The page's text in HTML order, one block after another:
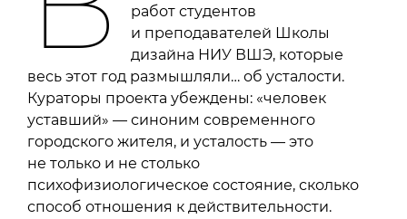
работ студентов
и преподавателей Школы
дизайна НИУ ВШЭ, которые
весь этот год размышляли… об усталости.
Кураторы проекта убеждены: «человек
уставший» — синоним современного
городского жителя, и усталость — это
не только и не столько
психофизиологическое состояние, сколько
способ отношения к действительности.